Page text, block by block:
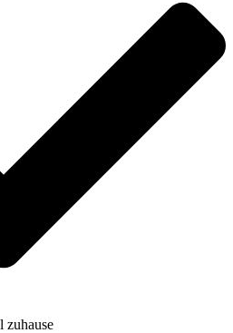
zuhause